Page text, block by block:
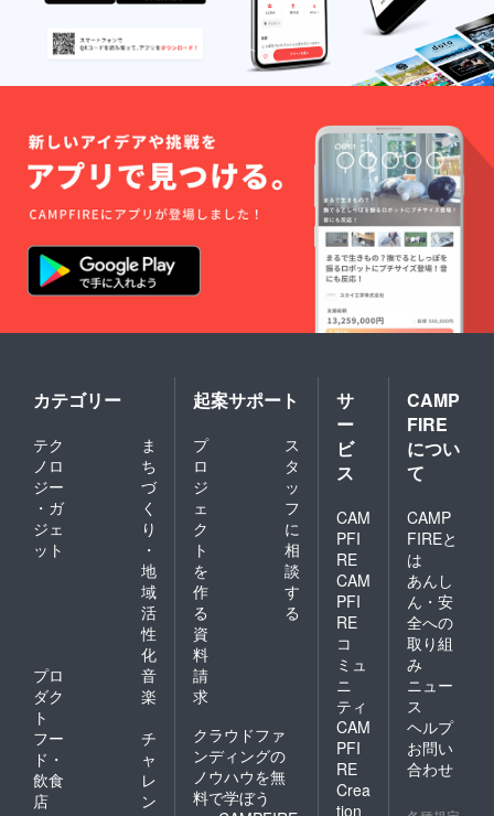
カテゴリー
テク
ノロ
ジー
・ガ
ジェ
ット
ま
ち
づ
く
り
・
地
域
活
性
化
プロ
ダク
ト
音
楽
フー
ド・
飲食
店
チ
ャ
レ
ン
起案サポート
プ
ロ
ジ
ェ
ク
ト
を
作
る
ス
タ
ッ
フ
に
相
談
す
る
資
料
請
求
クラウドファ
ンディングの
ノウハウを無
料で学ぼう
サ
ー
ビ
ス
CAM
PFI
RE
CAM
PFI
RE
コ
ミュ
ニ
ティ
CAM
PFI
RE
Crea
tion
CAMP
FIRE
につい
て
CAMP
FIREと
は
あんし
ん・安
全への
取り組
み
ニュー
ス
ヘルプ
お問い
合わせ